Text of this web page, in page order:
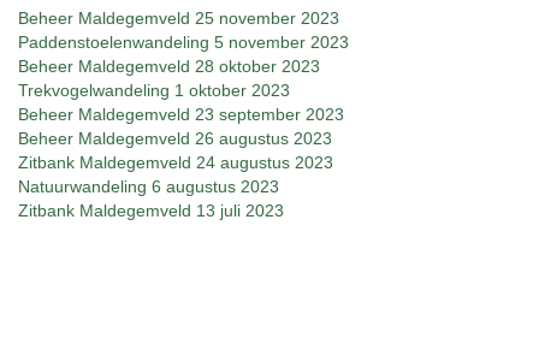
Beheer Maldegemveld 25 november 2023
Paddenstoelenwandeling 5 november 2023
Beheer Maldegemveld 28 oktober 2023
Trekvogelwandeling 1 oktober 2023
Beheer Maldegemveld 23 september 2023
Beheer Maldegemveld 26 augustus 2023
Zitbank Maldegemveld 24 augustus 2023
Natuurwandeling 6 augustus 2023
Zitbank Maldegemveld 13 juli 2023